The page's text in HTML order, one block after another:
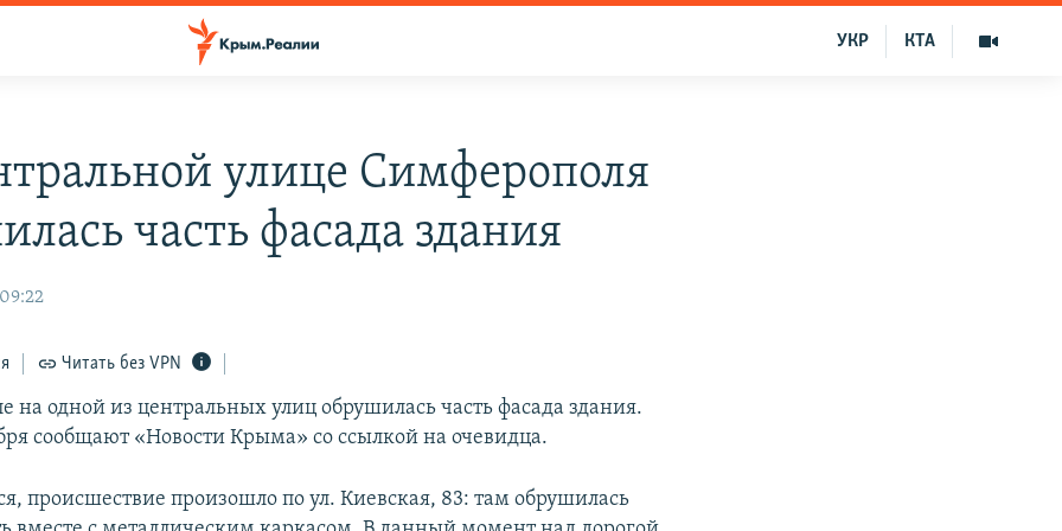
КТА
УКР
улице Симферополя
часть фасада здания
Читать без VPN
на одной из центральных улиц обрушилась часть фасада здания.
сообщают «Новости Крыма» со ссылкой на очевидца.
происшествие произошло по ул. Киевская, 83: там обрушилась